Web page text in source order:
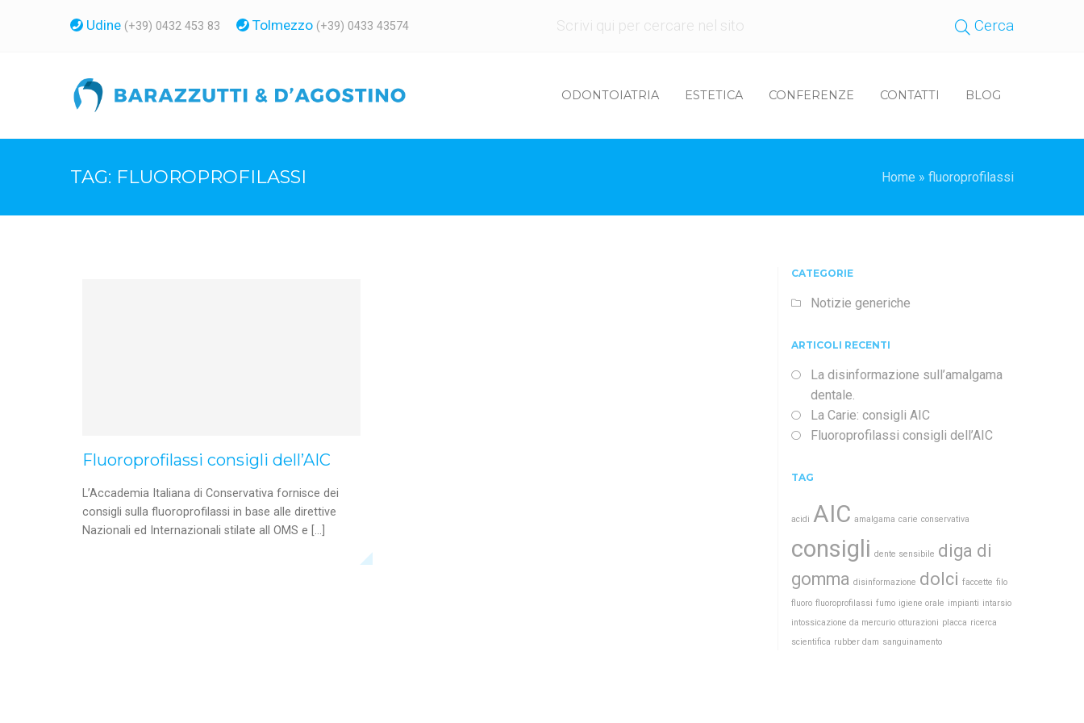
Udine (+39) 0432 453 83 Tolmezzo (+39) 0433 43574 Cerca
ODONTOIATRIA ESTETICA CONFERENZE CONTATTI BLOG
TAG: FLUOROPROFILASSI Home » fluoroprofilassi
Fluoroprofilassi consigli dell’AIC
L’Accademia Italiana di Conservativa fornisce dei
consigli sulla fluoroprofilassi in base alle direttive
Nazionali ed Internazionali stilate all OMS e […]
CATEGORIE
Notizie generiche
ARTICOLI RECENTI
La disinformazione sull’amalgama
dentale.
La Carie: consigli AIC
Fluoroprofilassi consigli dell’AIC
TAG
acidi AIC amalgama carie conservativa
consigli dente sensibile diga di
gomma disinformazione dolci faccette filo
fluoro fluoroprofilassi fumo igiene orale impianti intarsio
intossicazione da mercurio otturazioni placca ricerca
scientifica rubber dam sanguinamento